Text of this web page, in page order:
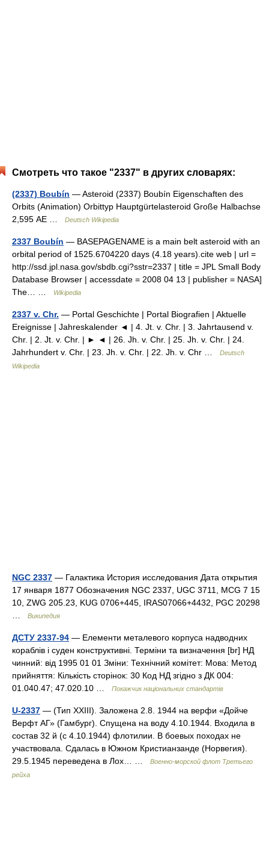
Смотреть что такое "2337" в других словарях:
(2337) Boubín — Asteroid (2337) Boubín Eigenschaften des
Orbits (Animation) Orbittyp Hauptgürtelasteroid Große Halbachse
2,595 AE …
Deutsch Wikipedia
2337 Boubín — BASEPAGENAME is a main belt asteroid with an
orbital period of 1525.6704220 days (4.18 years).cite web | url =
http://ssd.jpl.nasa.gov/sbdb.cgi?sstr=2337 | title = JPL Small Body
Database Browser | accessdate = 2008 04 13 | publisher = NASA]
The… …
Wikipedia
2337 v. Chr. — Portal Geschichte | Portal Biografien | Aktuelle
Ereignisse | Jahreskalender ◄ | 4. Jt. v. Chr. | 3. Jahrtausend v.
Chr. | 2. Jt. v. Chr. | ► ◄ | 26. Jh. v. Chr. | 25. Jh. v. Chr. | 24.
Jahrhundert v. Chr. | 23. Jh. v. Chr. | 22. Jh. v. Chr …
Deutsch
Wikipedia
NGC 2337 — Галактика История исследования Дата открытия
17 января 1877 Обозначения NGC 2337, UGC 3711, MCG 7 15
10, ZWG 205.23, KUG 0706+445, IRAS07066+4432, PGC 20298
Википедия
ДСТУ 2337-94 — Елементи металевого корпуса надводних
кораблів і суден конструктивні. Терміни та визначення [br] НД
чинний: від 1995 01 01 Зміни: Технічний комітет: Мова: Метод
прийняття: Кількість сторінок: 30 Код НД згідно з ДК 004:
01.040.47; 47.020.10 …
Покажчик національних стандартів
U-2337 — (Тип XXIII). Заложена 2.8. 1944 на верфи «Дойче
Верфт АГ» (Гамбург). Спущена на воду 4.10.1944. Входила в
состав 32 й (с 4.10.1944) флотилии. В боевых походах не
участвовала. Сдалась в Южном Кристианзанде (Норвегия).
29.5.1945 переведена в Лох… …
Военно-морской флот Третьего
рейха